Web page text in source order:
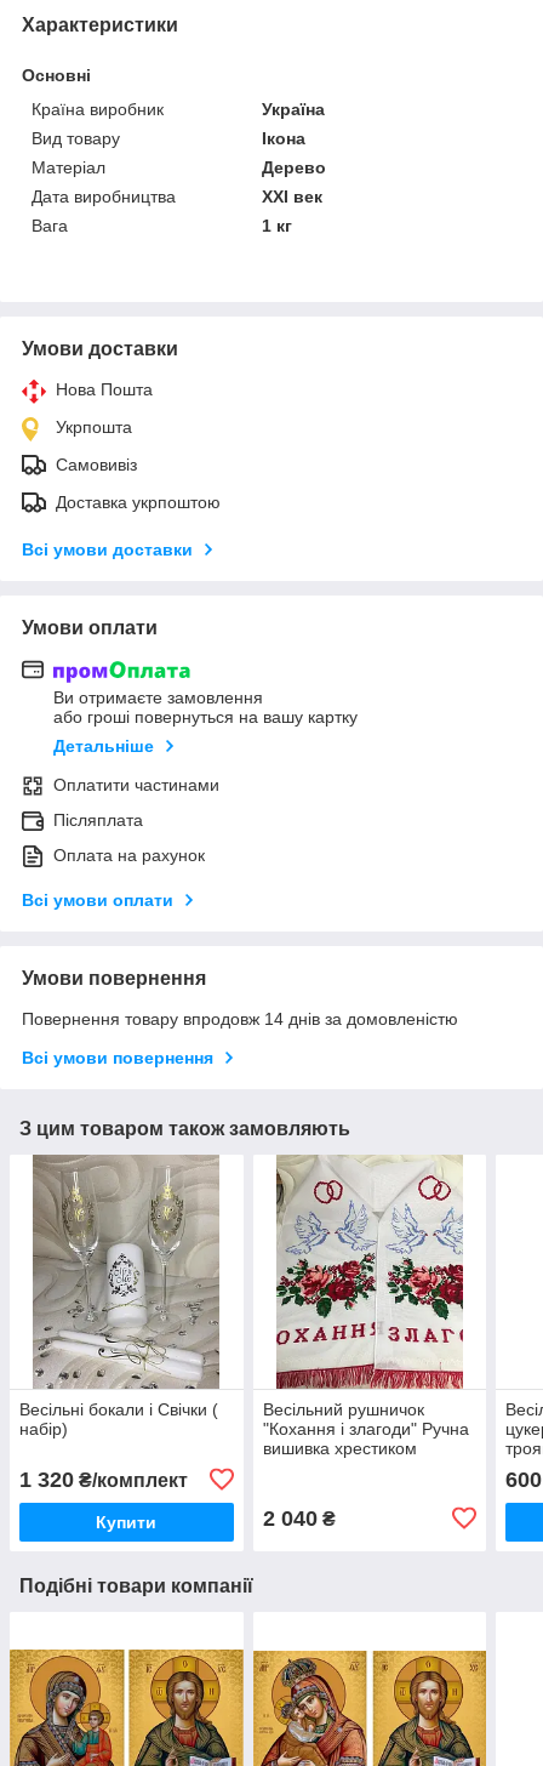
Характеристики
Основні
Країна виробник
Україна
Вид товару
Ікона
Матеріал
Дерево
Дата виробництва
XXI век
Вага
1 кг
Умови доставки
Нова Пошта
Укрпошта
Самовивіз
Доставка укрпоштою
Всі умови доставки
Умови оплати
Ви отримаєте замовлення
або гроші повернуться на вашу картку
Детальніше
Оплатити частинами
Післяплата
Оплата на рахунок
Всі умови оплати
Умови повернення
Повернення товару впродовж 14 днів за домовленістю
Всі умови повернення
З цим товаром також замовляють
Весільні бокали і Свічки (
набір)
1 320 ₴/комплект
Купити
Весільний рушничок
"Кохання і злагоди" Ручна
вишивка хрестиком
2 040₴
600
Подібні товари компанії